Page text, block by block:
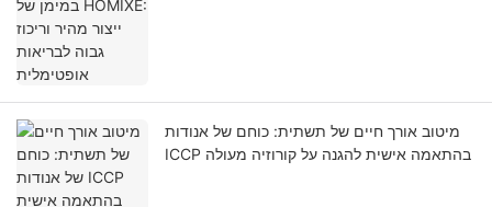
מיטוב אורך חיים של תשתית: כוחם של אנודות
ICCP בהתאמה אישית להגנה על קורוזיה מעולה